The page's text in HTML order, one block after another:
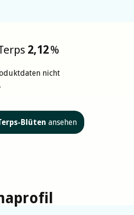
2,12%
nicht
Blüten ansehen